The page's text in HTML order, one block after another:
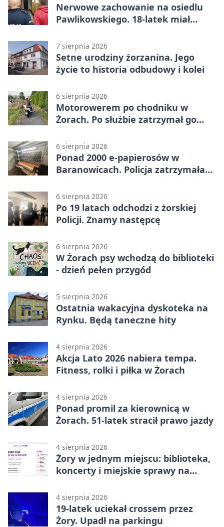
Nerwowe zachowanie na osiedlu
Pawlikowskiego. 18-latek miał
7 sierpnia 2026
Setne urodziny żorzanina. Jego
życie to historia odbudowy i kolei
6 sierpnia 2026
Motorowerem po chodniku w
Żorach. Po służbie zatrzymał go
6 sierpnia 2026
Ponad 2000 e-papierosów w
Baranowicach. Policja zatrzymała
6 sierpnia 2026
Po 19 latach odchodzi z żorskiej
Policji. Znamy następcę
6 sierpnia 2026
W Żorach psy wchodzą do biblioteki
- dzień pełen przygód
5 sierpnia 2026
Ostatnia wakacyjna dyskoteka na
Rynku. Będą taneczne hity
4 sierpnia 2026
Akcja Lato 2026 nabiera tempa.
Fitness, rolki i piłka w Żorach
4 sierpnia 2026
Ponad promil za kierownicą w
Żorach. 51-latek stracił prawo jazdy
4 sierpnia 2026
Żory w jednym miejscu: biblioteka,
koncerty i miejskie sprawy na
4 sierpnia 2026
19-latek uciekał crossem przez
Żory. Upadł na parkingu